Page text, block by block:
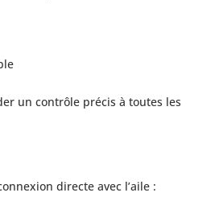
un contrôle précis à toutes les
directe avec l’aile :